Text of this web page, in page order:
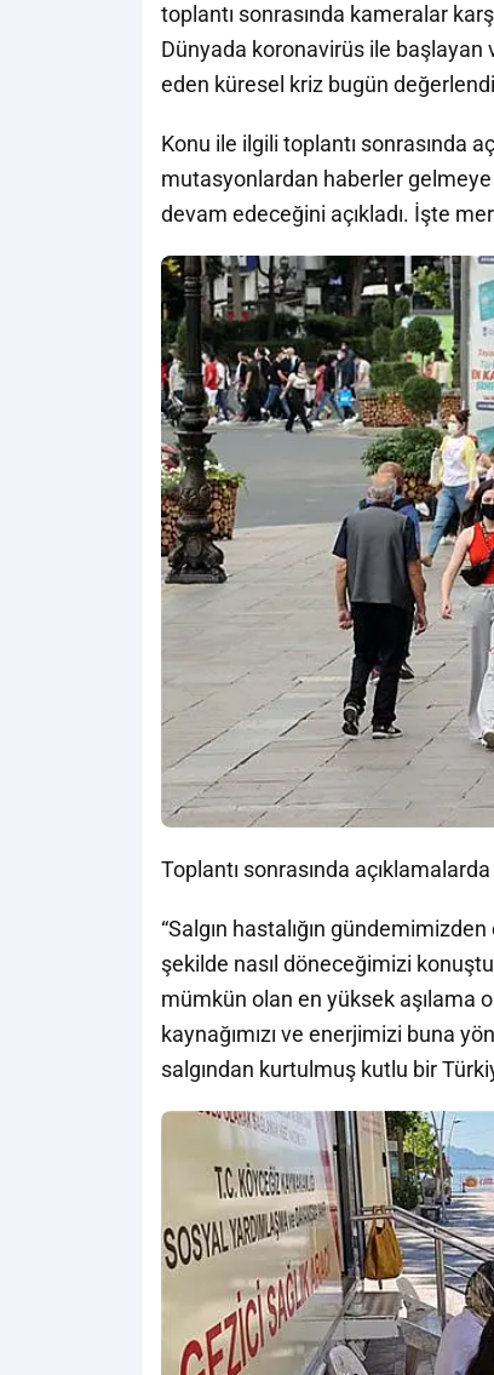
toplantı sonrasında kameralar
Dünyada koronavirüs ile
eden küresel kriz bugün
Konu ile ilgili toplantı sonrasında
mutasyonlardan haberler
devam edeceğini açıkladı. İşte
Toplantı sonrasında
“Salgın hastalığın
şekilde nasıl döneceğimizi
mümkün olan en yüksek aşılama
kaynağımızı ve enerjimizi buna
salgından kurtulmuş kutlu bir